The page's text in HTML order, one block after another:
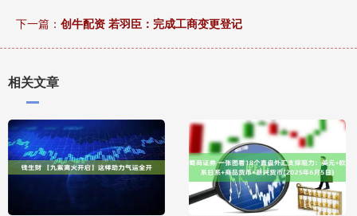
下一篇： 创牛配资 若羽臣：完成工商变更登记
相关文章